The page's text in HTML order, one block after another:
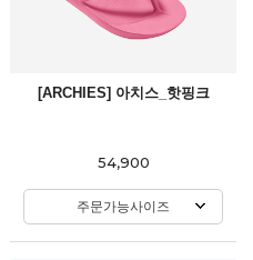
[ARCHIES] 아치스_핫핑크
54,900
주문가능사이즈